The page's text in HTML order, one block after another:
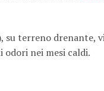
terreno drenante,
nei mesi caldi.